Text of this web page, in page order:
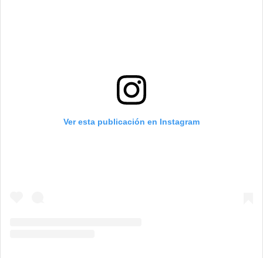
Ver esta publicación en Instagram